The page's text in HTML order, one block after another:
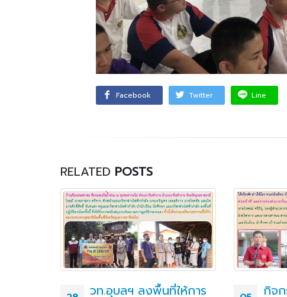
Facebook Twitter Line
RELATED POSTS
วท.อุบลฯ ลงพื้นที่ให้การ กิจ